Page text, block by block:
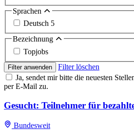
Sprachen
Deutsch 5
Bezeichnung
Topjobs
Filter anwenden
Filter löschen
Ja, sendet mir bitte die neuesten
per E-Mail zu.
Gesucht: Teilnehmer für
Bundesweit